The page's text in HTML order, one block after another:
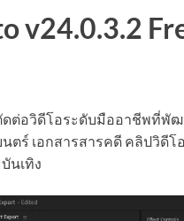
v24.0.3.2
ต่อวิดีโอระดับมืออาชีพที่พัฒ
ร์ เอกสารสารคดี คลิปวิดีโ
นเทิง